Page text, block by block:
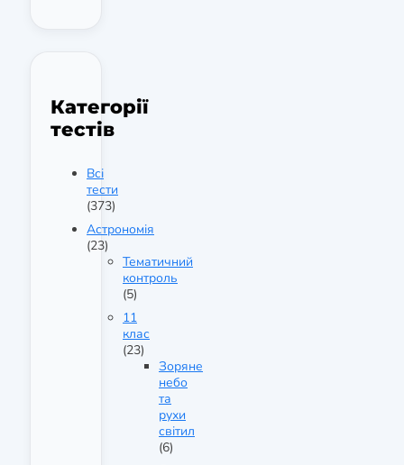
Категорії
тестів
Всі
тести
(373)
Астрономія
(23)
Тематичний
контроль
(5)
11
клас
(23)
Зоряне
небо
та
рухи
світил
(6)